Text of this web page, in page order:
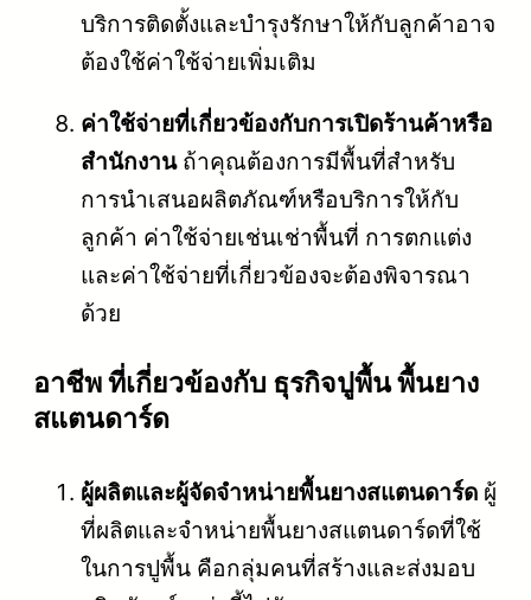
บริการติดตั้งและบำรุงรักษาให้กับลูกค้าอาจ
ต้องใช้ค่าใช้จ่ายเพิ่มเติม
ค่าใช้จ่ายที่เกี่ยวข้องกับการเปิดร้านค้าหรือ
สำนักงานถ้าคุณต้องการมีพื้นที่สำหรับ
การนำเสนอผลิตภัณฑ์หรือบริการให้กับ
ลูกค้า ค่าใช้จ่ายเช่นเช่าพื้นที่ การตกแต่ง
และค่าใช้จ่ายที่เกี่ยวข้องจะต้องพิจารณา
ด้วย
อาชีพ ที่เกี่ยวข้องกับ ธุรกิจปูพื้น พื้นยาง
สแตนดาร์ด
ผู้ผลิตและผู้จัดจำหน่ายพื้นยางสแตนดาร์ด ผู้
ที่ผลิตและจำหน่ายพื้นยางสแตนดาร์ดที่ใช้
ในการปูพื้น คือกลุ่มคนที่สร้างและส่งมอบ